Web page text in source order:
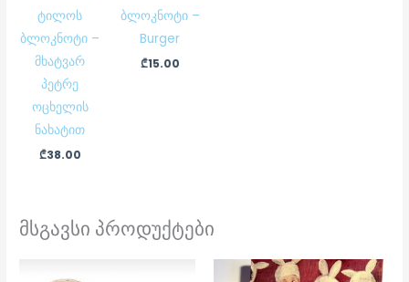
ტილოს
ბლოკნოტი –
მხატვარ
პეტრე
ოცხელის
ნახატით
₾38.00
ბლოკნოტი –
Burger
₾15.00
მსგავსი პროდუქტები